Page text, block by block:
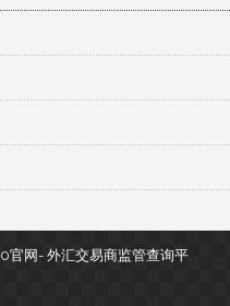
官网- 外汇交易商监管查询平